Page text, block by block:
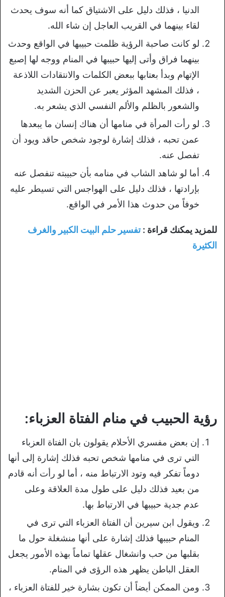
الدنيا ، فذلك دليل على الاشتياق كما أنه سوف يحدث
لقاء بينهما في القريب العاجل إن شاء الله.
لو كانت صاحبة الرؤية ظلمت حبيبها في الواقع وحدث
بينهما فراق وأتى إليها حبيبها في المنام ووجه لها إصبع
الإتهام وبدأ بعتابها ببعض الكلمات والانتقادات اللاذعة
، فذلك المشهد المؤثر يعبر عن الحزن الشديد
والشعور بالظلم والألم النفسي الذي يشعر به.
لو رأت المرأة في منامها أن هناك إنسان ما يبعدها
عمن تحبه ، فذلك إشارة لوجود شخص حاقد ويود أن
تفصل عنه.
أما لو شاهد الشاب في منامه بأن حبيبته تنفصل عنه
بإرادتها ، فذلك دليل على الهواجس التي تسيطر عليه
خوفاً من حدوث هذا الأمر في الواقع.
للمزيد يمكنك قراءة :تفسير حلم البيت الكبير والغرف
الكثيرة
رؤية الحبيب في منام الفتاة العزباء:
إن بعض مفسري الأحلام يقولون بان الفتاة العزباء
التي ترى في منامها شخص تحبه فذلك إشارة إلى أنها
دوماً تفكر فيه وتود الارتباط منه ، أما لو رأت أنه قادم
من بعيد فذلك دليل على طول مدة العلاقة وعلى
عدم جدية حبيبها في الارتباط بها.
ويقول ابن سيرين أن الفتاة العزباء التي ترى في
المنام حبيبها فذلك إشارة على أنها منشغلة حول ما
بقلبها من حب وانشغال عقلها تماماً بهذه الأمور يجعل
العقل الباطن يظهر هذه الرؤى في المنام.
ومن الممكن أيضاً أن تكون بشارة خير للفتاة العزباء ،